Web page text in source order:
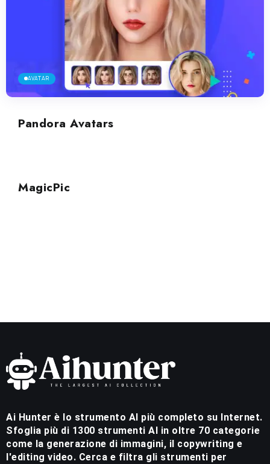
AVATAR
Pandora Avatars
MagicPic
Ai Hunter è lo strumento AI più completo su Internet.
Sfoglia più di 1300 strumenti AI in oltre 70 categorie
come la generazione di immagini, il copywriting e
l'editing video. Cerca e filtra gli strumenti per